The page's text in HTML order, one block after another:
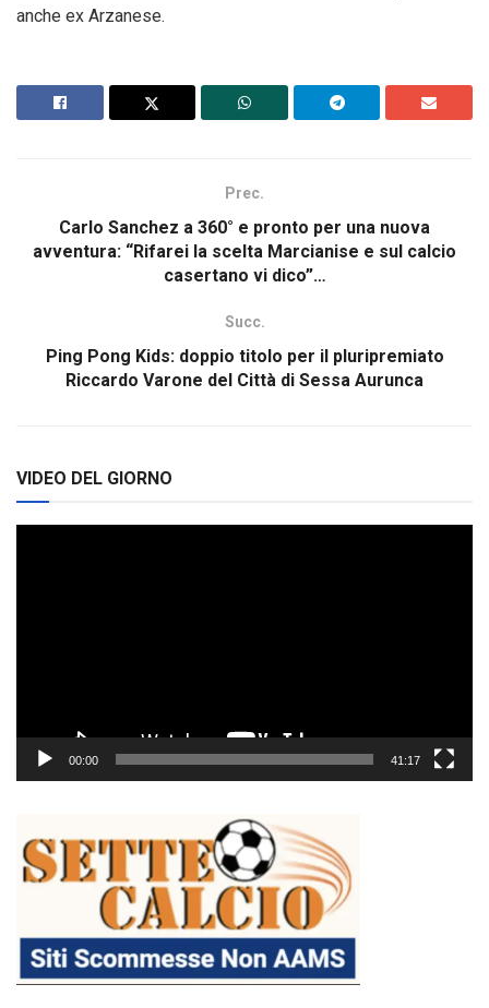
anche ex Arzanese.
Prec.
Carlo Sanchez a 360° e pronto per una nuova
avventura: “Rifarei la scelta Marcianise e sul calcio
casertano vi dico”…
Succ.
Ping Pong Kids: doppio titolo per il pluripremiato
Riccardo Varone del Città di Sessa Aurunca
VIDEO DEL GIORNO
00:00 41:17